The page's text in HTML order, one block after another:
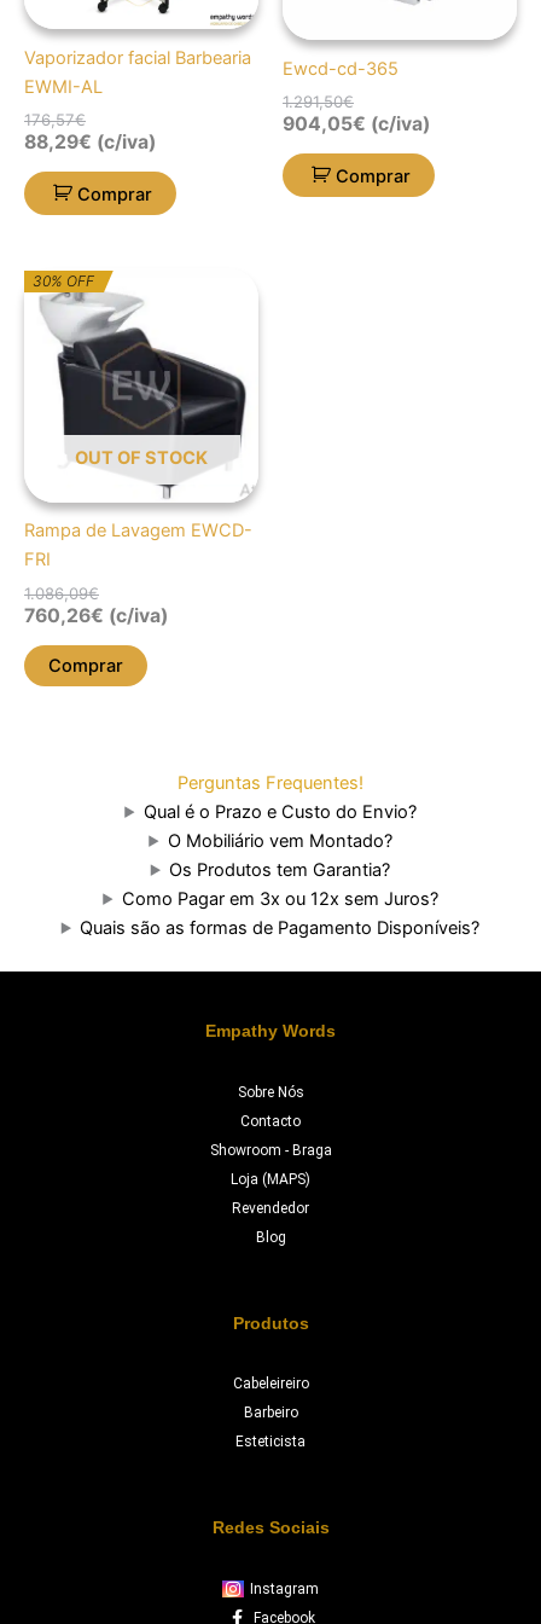
Vaporizador facial Barbearia
EWMI-AL
176,57€
88,29€ (c/iva)
Comprar
Ewcd-cd-365
1.291,50€
904,05€ (c/iva)
Comprar
30% OFF
OUT OF STOCK
Rampa de Lavagem EWCD-
FRI
1.086,09€
O
preço
original
era:
1.086,09€.
O
preço
atual
é:
760,26€.
760,26€ (c/iva)
Comprar
Perguntas Frequentes!
Qual é o Prazo e Custo do Envio?
O Mobiliário vem Montado?
Os Produtos tem Garantia?
Como Pagar em 3x ou 12x sem Juros?
Quais são as formas de Pagamento Disponíveis?
Empathy Words
Sobre Nós
Contacto
Showroom - Braga
Loja (MAPS)
Revendedor
Blog
Produtos
Cabeleireiro
Barbeiro
Esteticista
Redes Sociais
Instagram
Facebook